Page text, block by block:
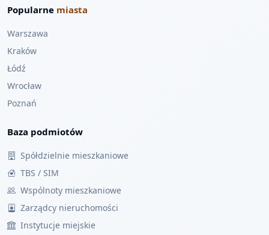
Popularne miasta
Warszawa
Kraków
Łódź
Wrocław
Poznań
Baza podmiotów
Spółdzielnie mieszkaniowe
TBS / SIM
Wspólnoty mieszkaniowe
Zarządcy nieruchomości
Instytucje miejskie